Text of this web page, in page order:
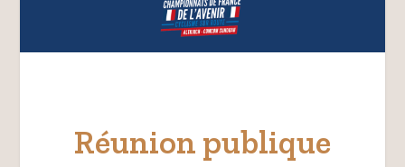
Réunion publique